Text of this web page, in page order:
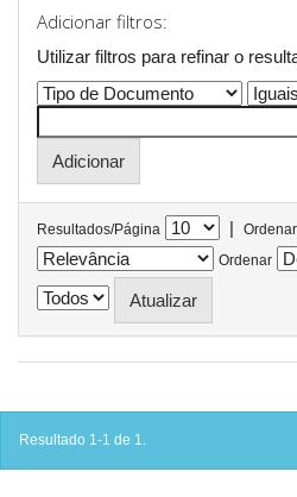
Adicionar filtros:
Utilizar filtros para refinar o
Resultados/Página |
Ordenar
Resultado 1-1 de 1.